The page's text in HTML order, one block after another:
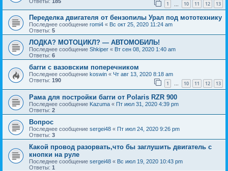
1 10 11 12 13
Переделка двигателя от бензопилы Урал под мототехнику
Последнее сообщение romi4 « Вс окт 25, 2020 11:24 am
Ответы: 5
ЛОДКА? МОТОЦИКЛ? — АВТОМОБИЛЬ!
Последнее сообщение Shkiper « Вт сен 08, 2020 1:40 am
Ответы: 6
багги с вазовским поперечником
Последнее сообщение koswin « Чт авг 13, 2020 8:18 am
Ответы: 190 1 … 10 11 12 13
Рама для постройки багги от Polaris RZR 900
Последнее сообщение Kazuma « Пт июл 31, 2020 4:39 pm
Ответы: 2
Вопрос
Последнее сообщение sergei48 « Пт июл 24, 2020 9:26 pm
Ответы: 3
Какой провод разорвать,что бы заглушить двигатель с
кнопки на руле
Последнее сообщение sergei48 « Вс июл 19, 2020 10:43 pm
Ответы: 1